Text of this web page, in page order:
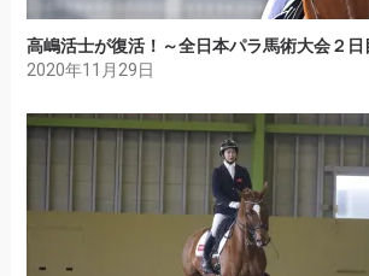
高嶋活士が復活！～全日本パラ馬術大会２日
2020年11月29日